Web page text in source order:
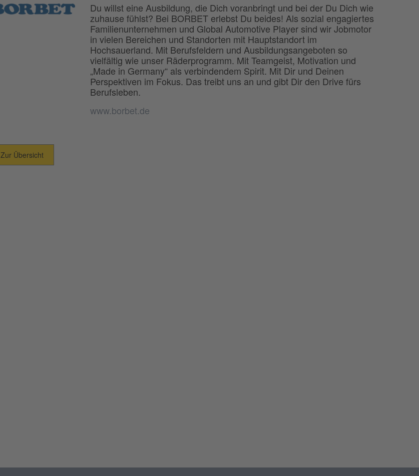
Du willst eine Ausbildung, die Dich voranbringt und bei der Du Dich wie
zuhause fühlst? Bei BORBET erlebst Du beides! Als sozial engagiertes
Familienunternehmen und Global Automotive Player sind wir Jobmotor
in vielen Bereichen und Standorten mit Hauptstandort im
Hochsauerland. Mit Berufsfeldern und Ausbildungsangeboten so
vielfältig wie unser Räderprogramm. Mit Teamgeist, Motivation und
„Made in Germany“ als verbindendem Spirit. Mit Dir und Deinen
Perspektiven im Fokus. Das treibt uns an und gibt Dir den Drive fürs
Berufsleben.
www.borbet.de
Zur Übersicht